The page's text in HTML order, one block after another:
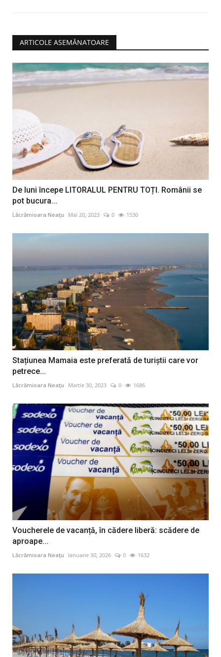
ARTICOLE ASEMĂNATOARE
De luni începe LITORALUL PENTRU TOȚI. Românii se
pot bucura...
Lăcrămioara Neațu Mai 20, 2023 0 1530
Stațiunea Mamaia este preferată de turiștii care vor
petrece...
Lăcrămioara Neațu Martie 30, 2023 0 1686
Voucherele de vacanță, în cădere liberă: scădere de
aproape...
Lăcrămioara Neațu Ianuarie 30, 2026 0 1632